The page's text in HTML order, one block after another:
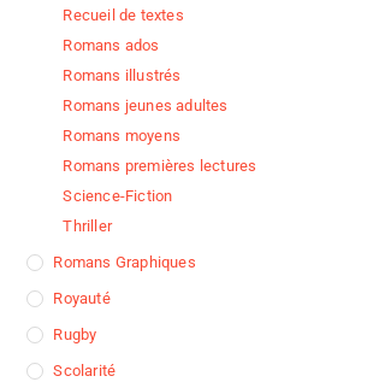
Recueil de textes
Romans ados
Romans illustrés
Romans jeunes adultes
Romans moyens
Romans premières lectures
Science-Fiction
Thriller
Romans Graphiques
Royauté
Rugby
Scolarité